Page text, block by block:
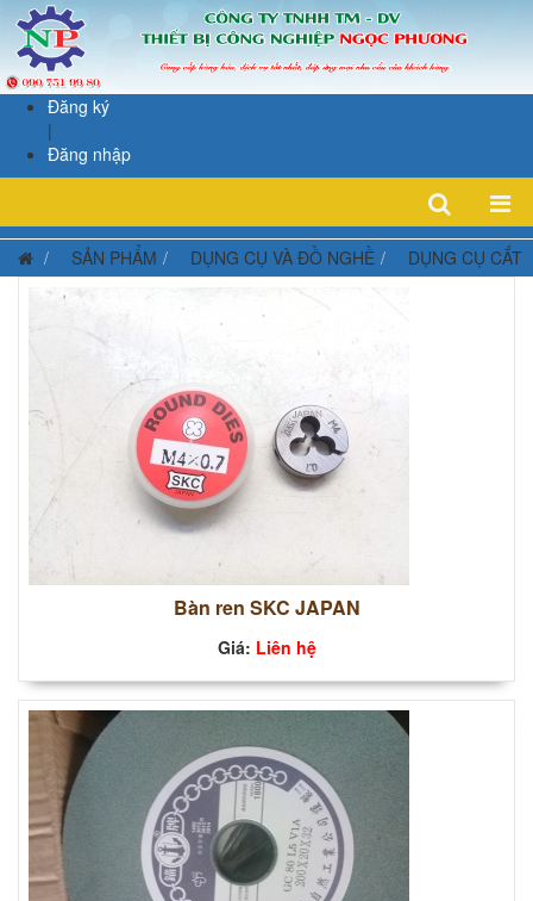
Đăng ký
|
Đăng nhập
SẢN PHẨM DỤNG CỤ VÀ ĐỒ NGHỀ DỤNG CỤ CẮT
Bàn ren SKC JAPAN
Giá: Liên hệ